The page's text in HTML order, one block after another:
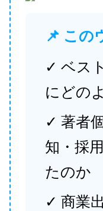
📌 この
✓ ベス
にどの
✓ 著者
知・採
たのか
✓ 商業